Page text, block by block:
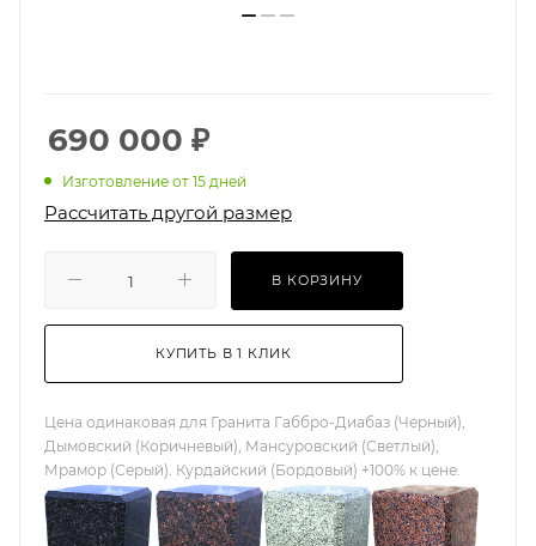
690 000 ₽
Изготовление от 15 дней
Рассчитать другой размер
В КОРЗИНУ
КУПИТЬ В 1 КЛИК
Цена одинаковая для Гранита Габбро-Диабаз (Черный),
Дымовский (Коричневый), Мансуровский (Светлый),
Мрамор (Серый). Курдайский (Бордовый) +100% к цене.